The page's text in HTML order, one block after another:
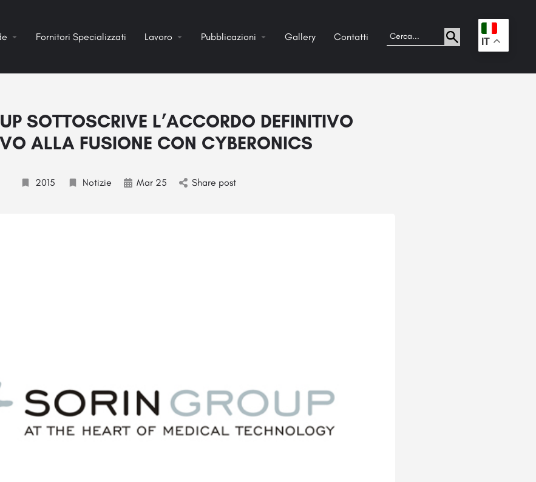
Fornitori Specializzati Lavoro Pubblicazioni Gallery Contatti . IT
SOTTOSCRIVE L’ACCORDO DEFINITIVO
ALLA FUSIONE CON CYBERONICS
2015 Notizie Mar 25 Share post